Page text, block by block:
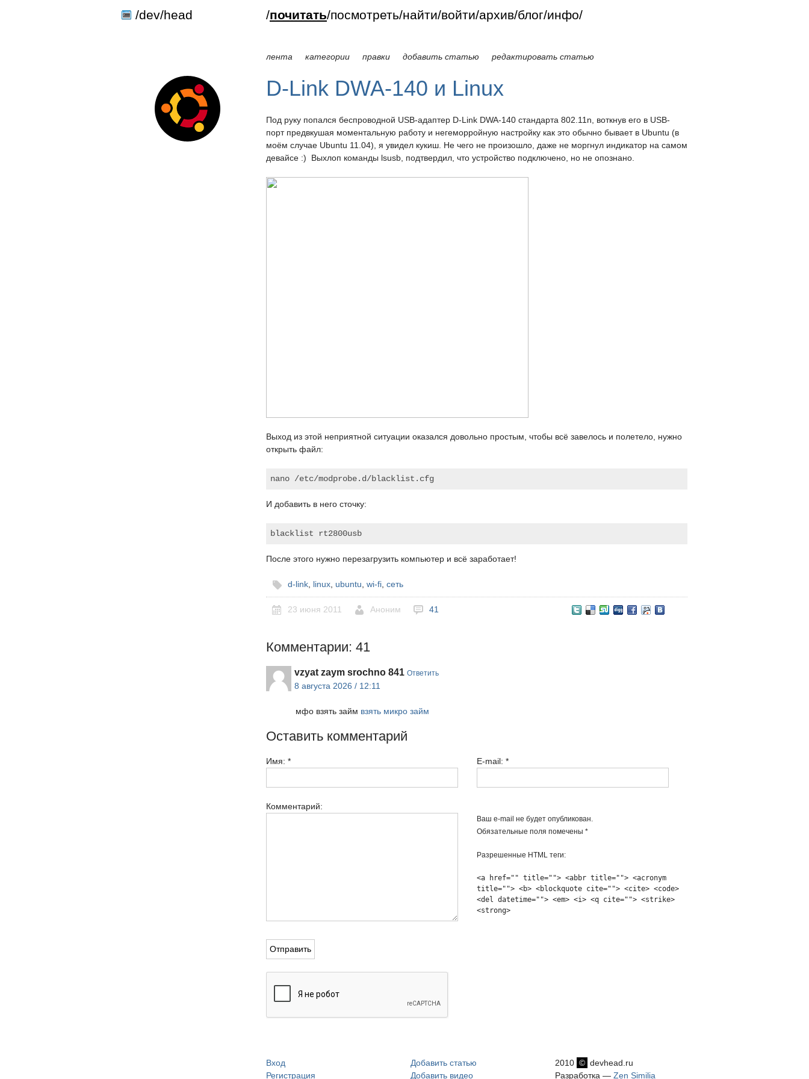
/dev/head почитать посмотреть найти войти архив блог инфо
лента категории правки добавить статью редактировать статью
D-Link DWA-140 и Linux
Под руку попался беспроводной USB-адаптер D-Link DWA-140 стандарта 802.11n, воткнув его в USB-
порт предвкушая моментальную работу и негеморройную настройку как это обычно бывает в Ubuntu (в
моём случае Ubuntu 11.04), я увидел кукиш. Не чего не произошло, даже не моргнул индикатор на самом
девайсе :) Выхлоп команды lsusb, подтвердил, что устройство подключено, но не опознано.
Выход из этой неприятной ситуации оказался довольно простым, чтобы всё завелось и полетело, нужно
открыть файл:
nano /etc/modprobe.d/blacklist.cfg
И добавить в него сточку:
blacklist rt2800usb
После этого нужно перезагрузить компьютер и всё заработает!
d-link linux ubuntu wi-fi сеть
23 июня 2011 Аноним 41
Комментарии: 41
vzyat zaym srochno 841 Ответить
8 августа 2026 / 12:11
мфо взять займ взять микро займ
Оставить комментарий
Имя: * E-mail: *
Комментарий:
Ваш e-mail не будет опубликован.
Обязательные поля помечены *
Разрешенные HTML теги:
<a href="" title=""> <abbr title=""> <acronym
title=""> <b> <blockquote cite=""> <cite> <code>
<del datetime=""> <em> <i> <q cite=""> <strike>
<strong>
Вход
Регистрация
Добавить статью
Добавить видео
2010 © devhead.ru
Разработка — Zen Similia